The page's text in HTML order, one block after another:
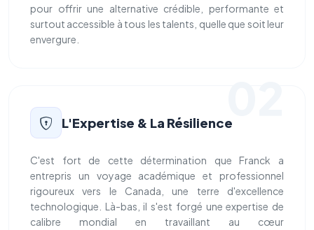
pour offrir une alternative crédible, performante et
surtout accessible à tous les talents, quelle que soit leur
envergure.
L'Expertise & La Résilience
C'est fort de cette détermination que Franck a
entrepris un voyage académique et professionnel
rigoureux vers le Canada, une terre d'excellence
technologique. Là-bas, il s'est forgé une expertise de
calibre mondial en travaillant au cœur